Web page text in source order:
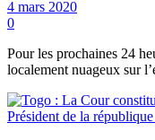
4 mars 2020
0
Pour les prochaines 24
localement nuageux sur